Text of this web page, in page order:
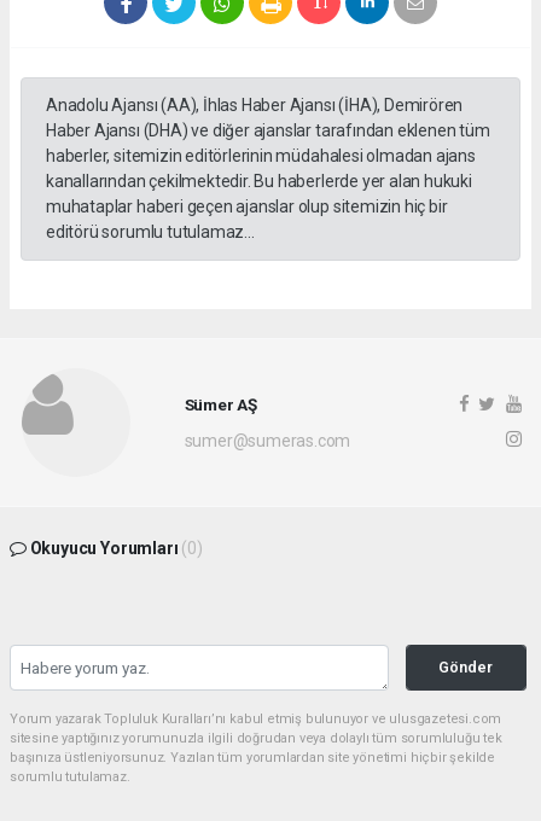
Anadolu Ajansı (AA), İhlas Haber Ajansı (İHA), Demirören
Haber Ajansı (DHA) ve diğer ajanslar tarafından eklenen tüm
haberler, sitemizin editörlerinin müdahalesi olmadan ajans
kanallarından çekilmektedir. Bu haberlerde yer alan hukuki
muhataplar haberi geçen ajanslar olup sitemizin hiç bir
editörü sorumlu tutulamaz...
Sümer AŞ
sumer@sumeras.com
Okuyucu Yorumları (0)
Gönder
Yorum yazarak Topluluk Kuralları’nı kabul etmiş bulunuyor ve ulusgazetesi.com
sitesine yaptığınız yorumunuzla ilgili doğrudan veya dolaylı tüm sorumluluğu tek
başınıza üstleniyorsunuz. Yazılan tüm yorumlardan site yönetimi hiçbir şekilde
sorumlu tutulamaz.